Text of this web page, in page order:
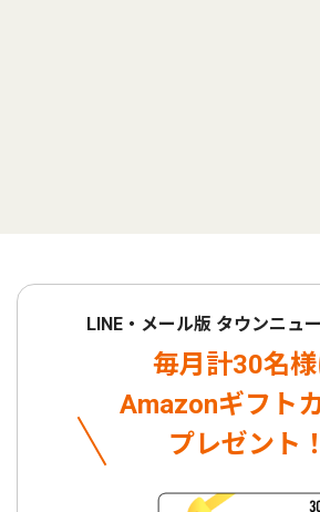
LINE・メール版 タウンニュ
毎月計30名
Amazonギフト
プレゼント！